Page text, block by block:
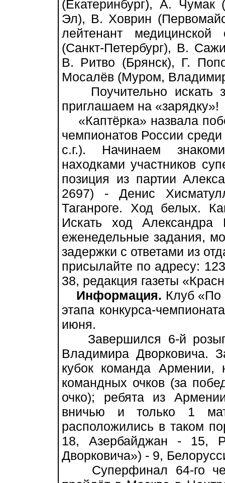
(Екатеринбург), А.
Эл), В. Ховрин
лейтенант
(Санкт-Петербург), В.
В. Ритво (Брянск), Г.
Мосалёв (Муром,
Поучительно искать
приглашаем на «зарядку»!
«Каптёрка» назвала
чемпионатов России
с.г.). Начинаем
находками участников
позиция из партии
2697) - Денис
Таганроге. Ход белых.
Искать ход
еженедельные задания,
задержки с ответами из
присылайте по адресу:
38, редакция газеты
Информация. Клуб «По
этапа конкурса-
июня.
Завершился 6-й
Владимира Дворковича.
кубок команда
командных очков (за
очко); ребята из
вничью и только 1
расположились в таком
18, Азербайджан - 15,
Дворковича») - 9,
Суперфинал 64-го